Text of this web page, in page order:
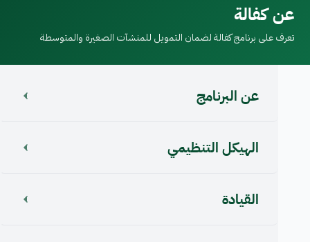
عن كفالة
تعرف على برنامج كفالة لضمان التمويل للمنشآت الصغيرة والمتوسطة
عن البرنامج
الهيكل التنظيمي
القيادة